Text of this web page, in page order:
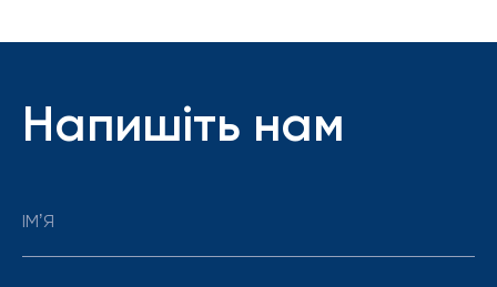
Напишіть нам